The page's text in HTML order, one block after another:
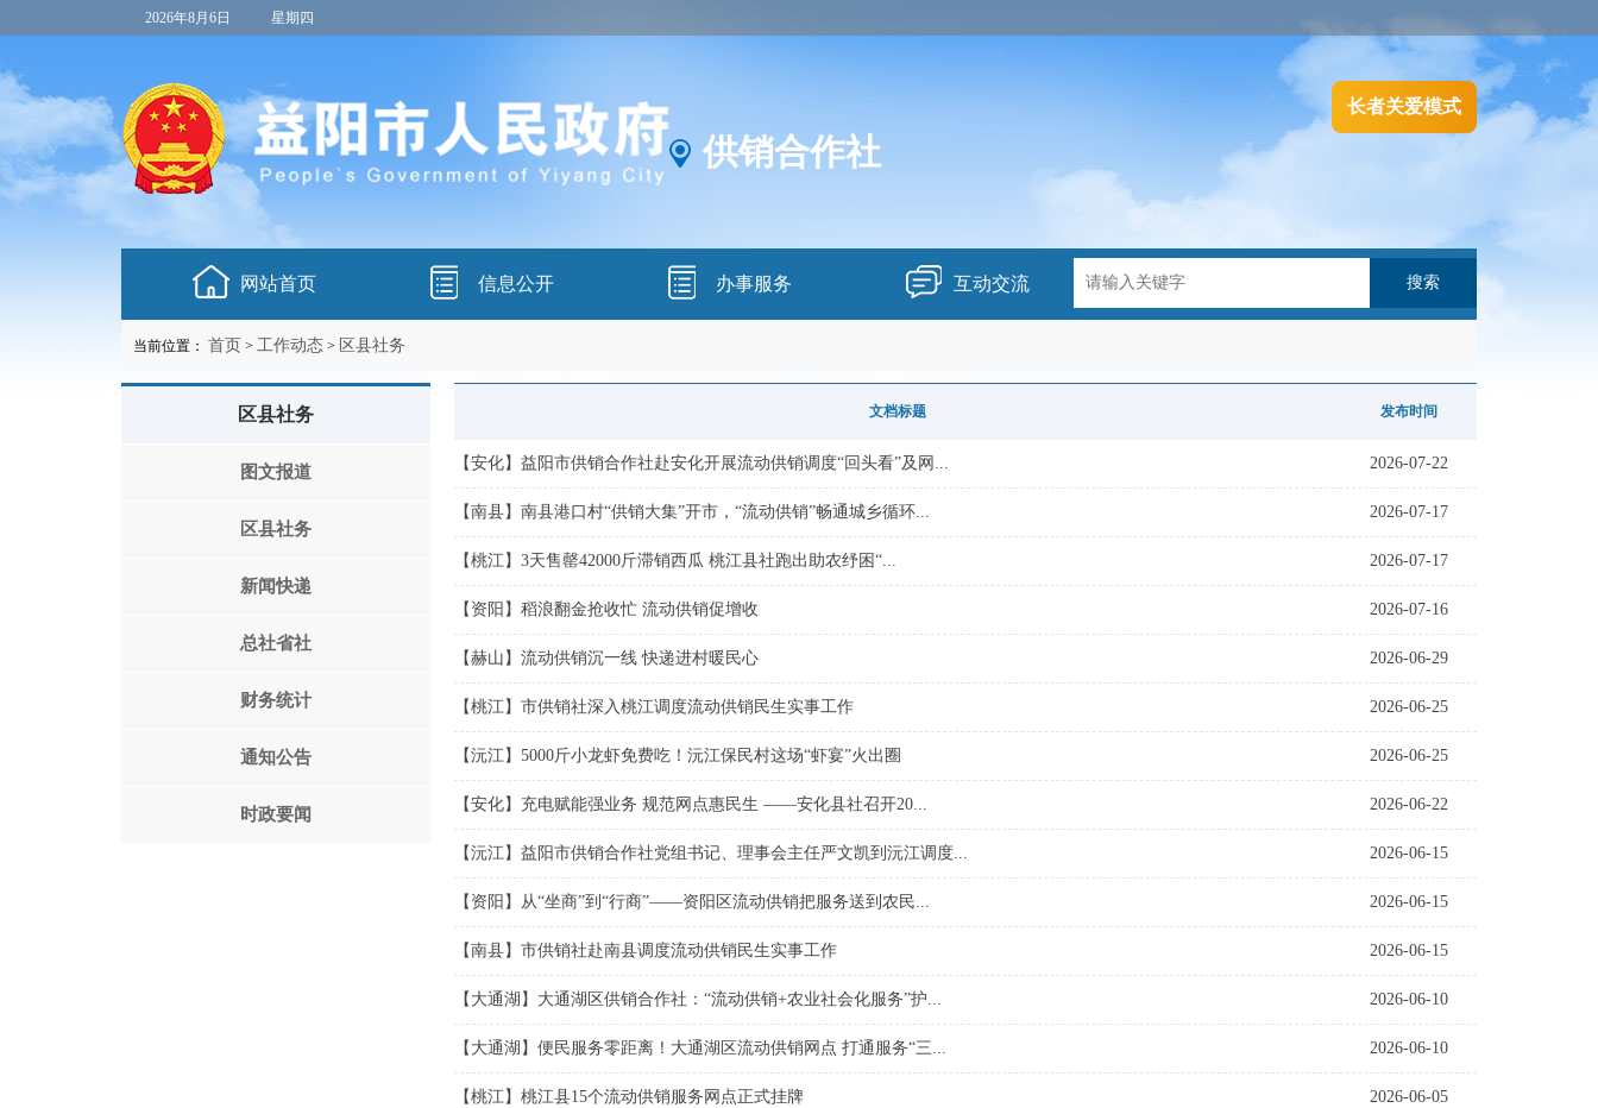
2026年8月6日 星期四
供销合作社
长者关爱模式
网站首页 信息公开 办事服务 互动交流 搜索
当前位置： 首页 > 工作动态 > 区县社务
区县社务
图文报道
区县社务
新闻快递
总社省社
财务统计
通知公告
时政要闻
文档标题 发布时间
【安化】益阳市供销合作社赴安化开展流动供销调度“回头看”及网... 2026-07-22
【南县】南县港口村“供销大集”开市，“流动供销”畅通城乡循环... 2026-07-17
【桃江】3天售罄42000斤滞销西瓜 桃江县社跑出助农纾困“... 2026-07-17
【资阳】稻浪翻金抢收忙 流动供销促增收 2026-07-16
【赫山】流动供销沉一线 快递进村暖民心 2026-06-29
【桃江】市供销社深入桃江调度流动供销民生实事工作 2026-06-25
【沅江】5000斤小龙虾免费吃！沅江保民村这场“虾宴”火出圈 2026-06-25
【安化】充电赋能强业务 规范网点惠民生 ——安化县社召开20... 2026-06-22
【沅江】益阳市供销合作社党组书记、理事会主任严文凯到沅江调度... 2026-06-15
【资阳】从“坐商”到“行商”——资阳区流动供销把服务送到农民... 2026-06-15
【南县】市供销社赴南县调度流动供销民生实事工作 2026-06-15
【大通湖】大通湖区供销合作社：“流动供销+农业社会化服务”护... 2026-06-10
【大通湖】便民服务零距离！大通湖区流动供销网点 打通服务“三... 2026-06-10
【桃江】桃江县15个流动供销服务网点正式挂牌 2026-06-05